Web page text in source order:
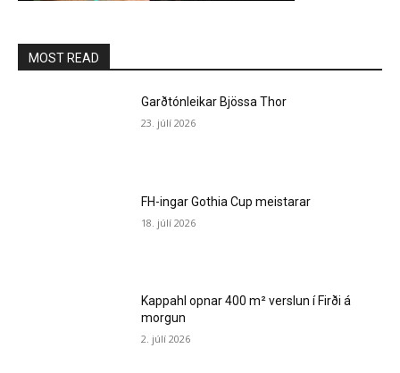
MOST READ
Garðtónleikar Bjössa Thor
23. júlí 2026
FH-ingar Gothia Cup meistarar
18. júlí 2026
Kappahl opnar 400 m² verslun í Firði á
morgun
2. júlí 2026